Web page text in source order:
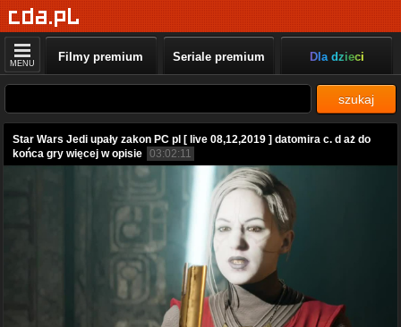
MENU Filmy premium Seriale premium Dla dzieci
szukaj
Star Wars Jedi upały zakon PC pl [ live 08,12,2019 ] datomira c. d aż do
końca gry więcej w opisie 03:02:11